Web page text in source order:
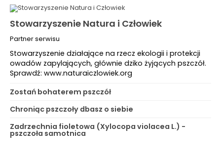
Stowarzyszenie Natura i Człowiek
Partner serwisu
Stowarzyszenie działające na rzecz ekologii i protekcji
owadów zapylających, głównie dziko żyjących pszczół.
Sprawdź: www.naturaiczlowiek.org
Zostań bohaterem pszczół
Chroniąc pszczoły dbasz o siebie
Zadrzechnia fioletowa (Xylocopa violacea L.) -
pszczoła samotnica